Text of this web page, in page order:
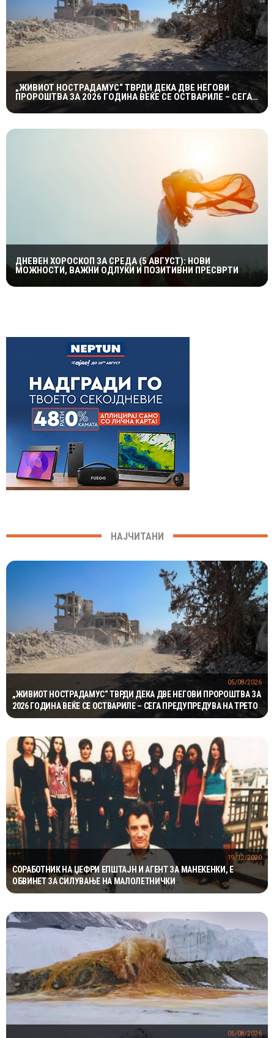
„ЖИВИОТ НОСТРАДАМУС“ ТВРДИ ДЕКА ДВЕ НЕГОВИ
ПРОРОШТВА ЗА 2026 ГОДИНА ВЕЌЕ СЕ ОСТВАРИЛЕ – СЕГА
ПРЕДУПРЕДУВА НА ТРЕТО
ДНЕВЕН ХОРОСКОП ЗА СРЕДА (5 АВГУСТ): НОВИ
МОЖНОСТИ, ВАЖНИ ОДЛУКИ И ПОЗИТИВНИ ПРЕСВРТИ
НАЈЧИТАНИ
„ЖИВИОТ НОСТРАДАМУС“ ТВРДИ ДЕКА ДВЕ НЕГОВИ ПРОРОШТВА ЗА
2026 ГОДИНА ВЕЌЕ СЕ ОСТВАРИЛЕ – СЕГА ПРЕДУПРЕДУВА НА ТРЕТО
05/08/2026
СОРАБОТНИК НА ЏЕФРИ ЕПШТАЈН И АГЕНТ ЗА МАНЕКЕНКИ, E
ОБВИНЕТ ЗА СИЛУВАЊЕ НА МАЛОЛЕТНИЧКИ
19/12/2020
05/08/2026